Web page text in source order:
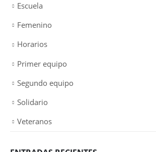
Escuela
Femenino
Horarios
Primer equipo
Segundo equipo
Solidario
Veteranos